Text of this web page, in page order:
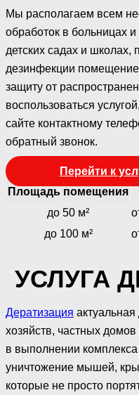
Мы располагаем всем
обработок в больницах
детских садах и
дезинфекции
защиту от
воспользоваться
сайте контактному
обратный звонок.
Перейти к
Площадь помещения
до 50 м²
до 100 м²
УСЛУГА
Дератизация
хозяйств, частных
в выполнении
уничтожение мышей,
которые не просто